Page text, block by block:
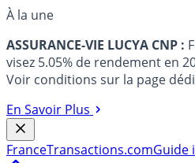
À la une
ASSURANCE-VIE LUCYA CNP :
visez 5.05% de rendement en
Voir conditions sur la page
En Savoir Plus
FranceTransactions.comGuide